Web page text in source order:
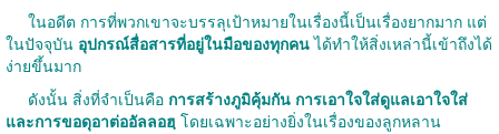
ในอดีต การที่พวกเขาจะบรรลุเป้าหมายในเรื่องนี้เป็นเรื่องยากมาก แต่
ในปัจจุบัน อุปกรณ์สื่อสารที่อยู่ในมือของทุกคนได้ทำให้สิ่งเหล่านี้เข้าถึงได้
ง่ายขึ้นมาก
ดังนั้น สิ่งที่จำเป็นคือ การสร้างภูมิคุ้มกัน การเอาใจใส่ดูแลเอาใจใส่
และการขอดุอาต่ออัลลอฮฺ โดยเฉพาะอย่างยิ่งในเรื่องของลูกหลาน